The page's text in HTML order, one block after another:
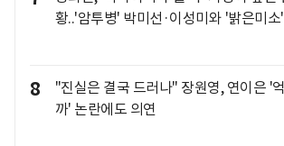
황..'암투병' 박미선·이성미와 '밝은미소'
8
"진실은 결국 드러나" 장원영, 연이은 '억
까' 논란에도 의연